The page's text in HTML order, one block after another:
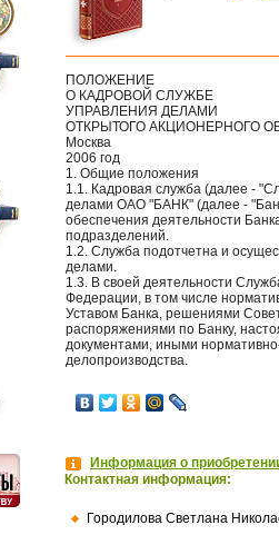
ПОЛОЖЕНИЕ
О КАДРОВОЙ СЛУЖБЕ
УПРАВЛЕНИЯ ДЕЛАМИ
ОТКРЫТОГО АКЦИОНЕРНОГО
Москва
2006 год
1. Общие положения
1.1. Кадровая служба (далее -
делами ОАО "БАНК" (далее -
обеспечения деятельности
подразделений.
1.2. Служба подотчетна и
делами.
1.3. В своей деятельности
Федерации, в том числе
Уставом Банка, решениями
распоряжениями по Банку,
документами, иными
делопроизводства.
Информация о
Контактная информация:
Городилова Светлана